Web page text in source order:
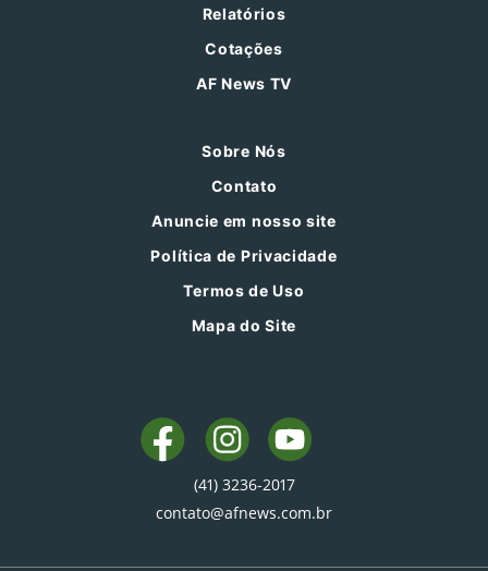
Relatórios
Cotações
AF News TV
Sobre Nós
Contato
Anuncie em nosso site
Política de Privacidade
Termos de Uso
Mapa do Site
(41) 3236-2017
contato@afnews.com.br